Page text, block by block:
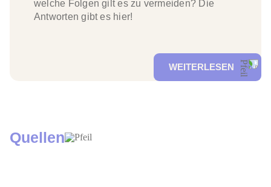
welche Folgen gilt es zu vermeiden? Die
Antworten gibt es hier!
WEITERLESEN
Quellen